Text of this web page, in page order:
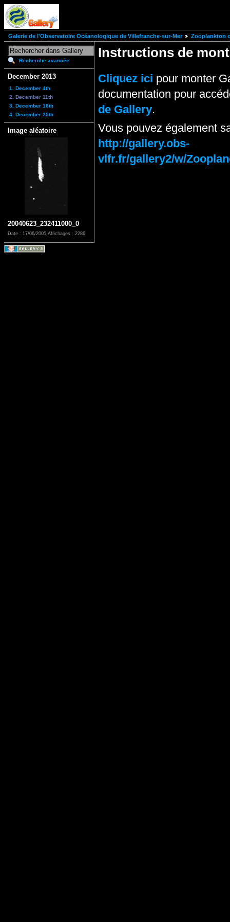
Galerie de l'Observatoire Océanologique de Villefranche-sur-Mer Zooplankton
Recherche avancée
December 2013
1. December 4th
2. December 11th
3. December 18th
4. December 25th
Image aléatoire
20040623_232411000_0
Date : 17/06/2005 Affichages : 2286
Instructions de
Cliquez ici pour monter
documentation pour
de Gallery.
Vous pouvez également
http://gallery.obs-
vlfr.fr/gallery2/w/